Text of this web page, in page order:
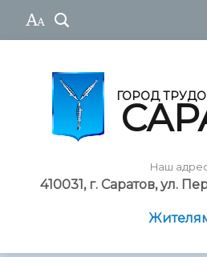
ГОРОД
Наш
410031, г. Саратов, ул.